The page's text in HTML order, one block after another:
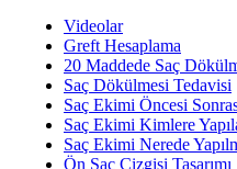
Videolar
Greft Hesaplama
20 Maddede Saç
Saç Dökülmesi Tedavisi
Saç Ekimi Öncesi
Saç Ekimi Kimlere
Saç Ekimi Nerede
Ön Saç Çizgisi Tasarımı